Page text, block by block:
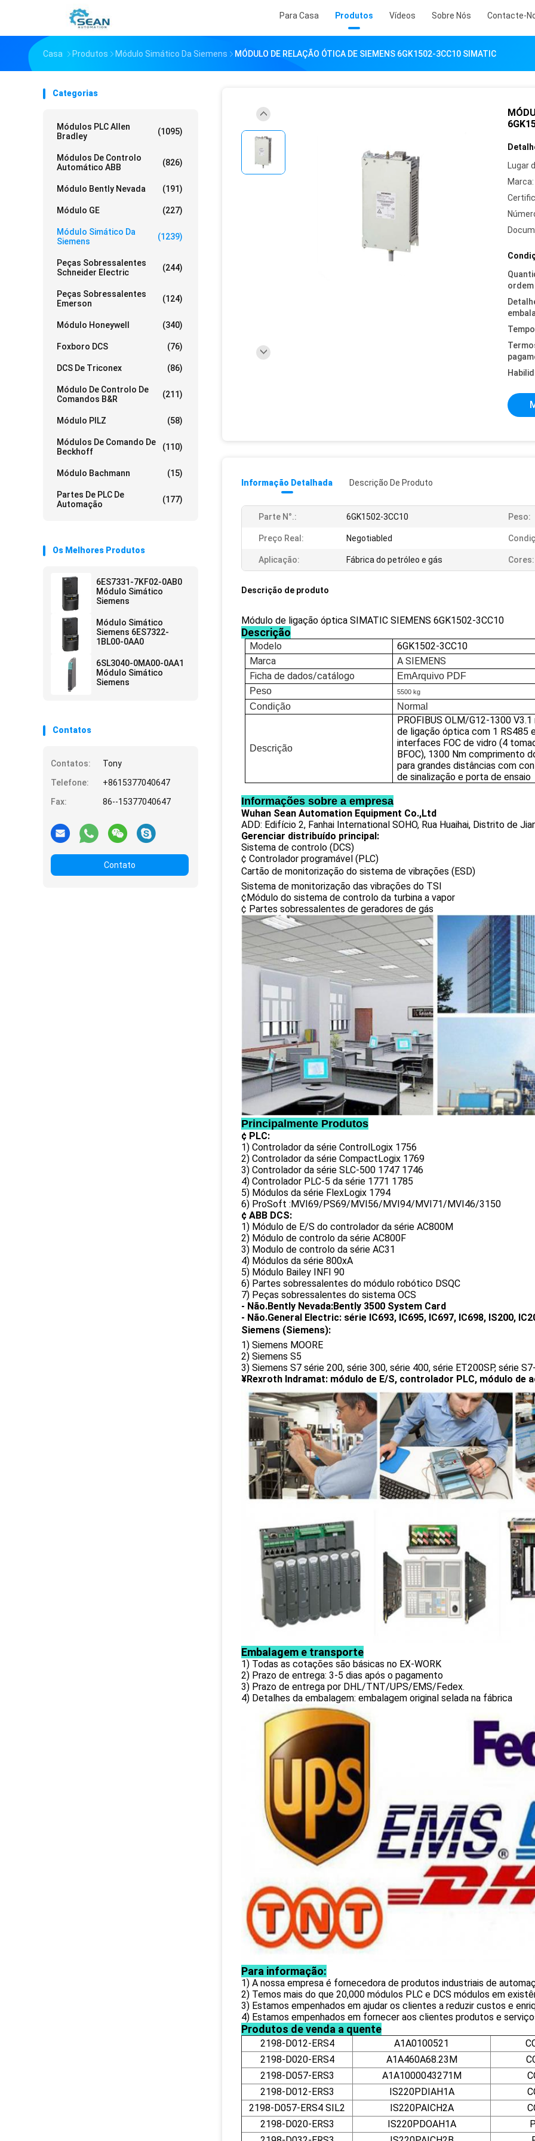
Para Casa Produtos Vídeos Sobre Nós Contacte-
Casa Produtos Módulo Simático Da Siemens MÓDULO DE RELAÇÃO ÓTICA DE SIEMENS 6GK1502-3CC10 SIMATIC
Categorias
Módulos PLC Allen
Bradley
(1095)
Módulos De Controlo
Automático ABB
(826)
Módulo Bently Nevada (191)
Módulo GE (227)
Módulo Simático Da
Siemens
(1239)
Peças Sobressalentes
Schneider Electric
(244)
Peças Sobressalentes
Emerson
(124)
Módulo Honeywell (340)
Foxboro DCS (76)
DCS De Triconex (86)
Módulo De Controlo De
Comandos B&R
(211)
Módulo PILZ (58)
Módulos De Comando De
Beckhoff
(110)
Módulo Bachmann (15)
Partes De PLC De
Automação
(177)
Os Melhores Produtos
6ES7331-7KF02-0AB0
Módulo Simático
Siemens
Módulo Simático
Siemens 6ES7322-
1BL00-0AA0
6SL3040-0MA00-0AA1
Módulo Simático
Siemens
Contatos
Contatos:
Tony
Telefone:
+8615377040647
Fax:
86--15377040647
Contato
Lugar
Marca:
ordem
Informação Detalhada Descrição De Produto
Parte N°.: 6GK1502-3CC10 Peso:
Preço Real: Negotiabled
Aplicação: Fábrica do petróleo e gás Cores:
Descrição de produto
Módulo de ligação óptica SIMATIC SIEMENS 6GK1502-3CC10
Descrição
Modelo
6GK1502-3CC10
Marca
A SIEMENS
Ficha de dados/catálogo
EmArquivo PDF
Peso
5500 kg
Condição Normal
Descrição
PROFIBUS OLM/G12-1300
de ligação óptica com 1 RS485
interfaces FOC de vidro (4
BFOC), 1300 Nm comprimento
para grandes distâncias com
de sinalização e porta de ensaio
Informações sobre a empresa
Wuhan Sean Automation Equipment Co.,Ltd
ADD: Edifício 2, Fanhai International SOHO, Rua Huaihai, Distrito de
Gerenciar distribuído principal:
Sistema de controlo (DCS)
¢ Controlador programável (PLC)
Cartão de monitorização do sistema de vibrações (ESD)
Sistema de monitorização das vibrações do TSI
¢Módulo do sistema de controlo da turbina a vapor
¢ Partes sobressalentes de geradores de gás
Principalmente Produtos
¢ PLC:
1) Controlador da série ControlLogix 1756
2) Controlador da série CompactLogix 1769
3) Controlador da série SLC-500 1747 1746
4) Controlador PLC-5 da série 1771 1785
5) Módulos da série FlexLogix 1794
6) ProSoft :MVI69/PS69/MVI56/MVI94/MVI71/MVI46/3150
¢ ABB DCS:
1) Módulo de E/S do controlador da série AC800M
2) Módulo de controlo da série AC800F
3) Modulo de controlo da série AC31
4) Módulos da série 800xA
5) Módulo Bailey INFI 90
6) Partes sobressalentes do módulo robótico DSQC
7) Peças sobressalentes do sistema OCS
- Não.Bently Nevada:Bently 3500 System Card
- Não.General Electric: série IC693, IC695, IC697, IC698, IS200,
Siemens (Siemens):
1) Siemens MOORE
2) Siemens S5
3) Siemens S7 série 200, série 300, série 400, série ET200SP, série
¥Rexroth Indramat: módulo de E/S, controlador PLC, módulo de
Embalagem e transporte
1) Todas as cotações são básicas no EX-WORK
2) Prazo de entrega: 3-5 dias após o pagamento
3) Prazo de entrega por DHL/TNT/UPS/EMS/Fedex.
4) Detalhes da embalagem: embalagem original selada na fábrica
Para informação:
1) A nossa empresa é fornecedora de produtos industriais de
2) Temos mais do que 20,000 módulos PLC e DCS módulos em
3) Estamos empenhados em ajudar os clientes a reduzir custos e
4) Estamos empenhados em fornecer aos clientes produtos e
Produtos de venda a quente
2198-D012-ERS4 A1A0100521
2198-D020-ERS4
A1A460A68.23M
2198-D057-ERS3
A1A1000043271M
2198-D012-ERS3
IS220PDIAH1A
2198-D057-ERS4 SIL2
IS220PAICH2A
2198-D020-ERS3
IS220PDOAH1A